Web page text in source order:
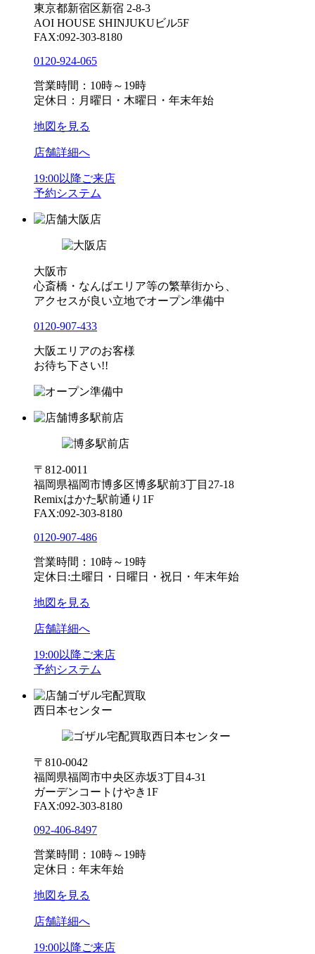
東京都新宿区新宿 2-8-3
AOI HOUSE SHINJUKUビル5F
FAX:092-303-8180
0120-924-065
営業時間：10時～19時
定休日：月曜日・木曜日・年末年始
地図を見る
店舗詳細へ
19:00以降ご来店
予約システム
大阪店
大阪市
心斎橋・なんばエリア等の繁華街から、
アクセスが良い立地でオープン準備中
0120-907-433
大阪エリアのお客様
お待ち下さい!!
博多駅前店
〒812-0011
福岡県福岡市博多区博多駅前3丁目27-18
Remixはかた駅前通り1F
FAX:092-303-8180
0120-907-486
営業時間：10時～19時
定休日:土曜日・日曜日・祝日・年末年始
地図を見る
店舗詳細へ
19:00以降ご来店
予約システム
ゴザル宅配買取
西日本センター
〒810-0042
福岡県福岡市中央区赤坂3丁目4-31
ガーデンコートけやき1F
FAX:092-303-8180
092-406-8497
営業時間：10時～19時
定休日：年末年始
地図を見る
店舗詳細へ
19:00以降ご来店